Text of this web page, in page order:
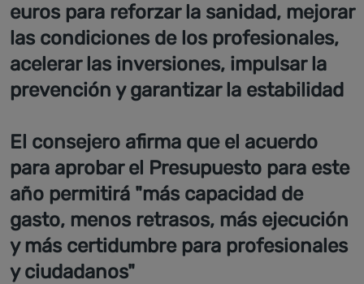
euros para reforzar la sanidad, mejorar
las condiciones de los profesionales,
acelerar las inversiones, impulsar la
prevención y garantizar la estabilidad
El consejero afirma que el acuerdo
para aprobar el Presupuesto para este
año permitirá "más capacidad de
gasto, menos retrasos, más ejecución
y más certidumbre para profesionales
y ciudadanos"